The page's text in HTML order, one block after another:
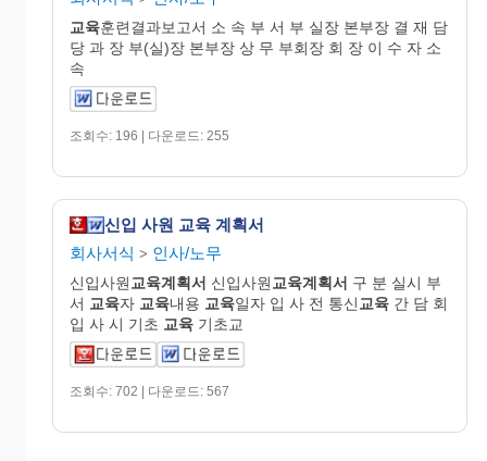
교육훈련결과보고서 소 속 부 서 부 실장 본부장 결 재 담
당 과 장 부(실)장 본부장 상 무 부회장 회 장 이 수 자 소
속
조회수: 196 | 다운로드: 255
신입 사원 교육 계획서
회사서식 > 인사/노무
신입사원 교육계획서 신입사원 교육계획서 구 분 실시 부
서 교육자 교육내용 교육일자 입 사 전 통신 교육 간 담 회
입 사 시 기초 교육 기초교
조회수: 702 | 다운로드: 567